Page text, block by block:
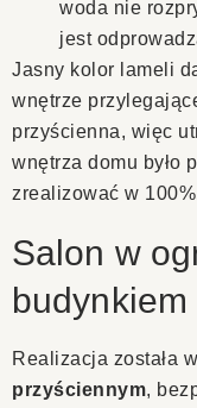
woda nie
jest
Jasny kolor lameli
wnętrze
przyścienna, więc
wnętrza domu było
zrealizować w
Salon w
budynkiem
Realizacja została
przyściennym,